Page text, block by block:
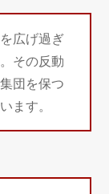
広げ過ぎ
その反動
団を保つ
ます。